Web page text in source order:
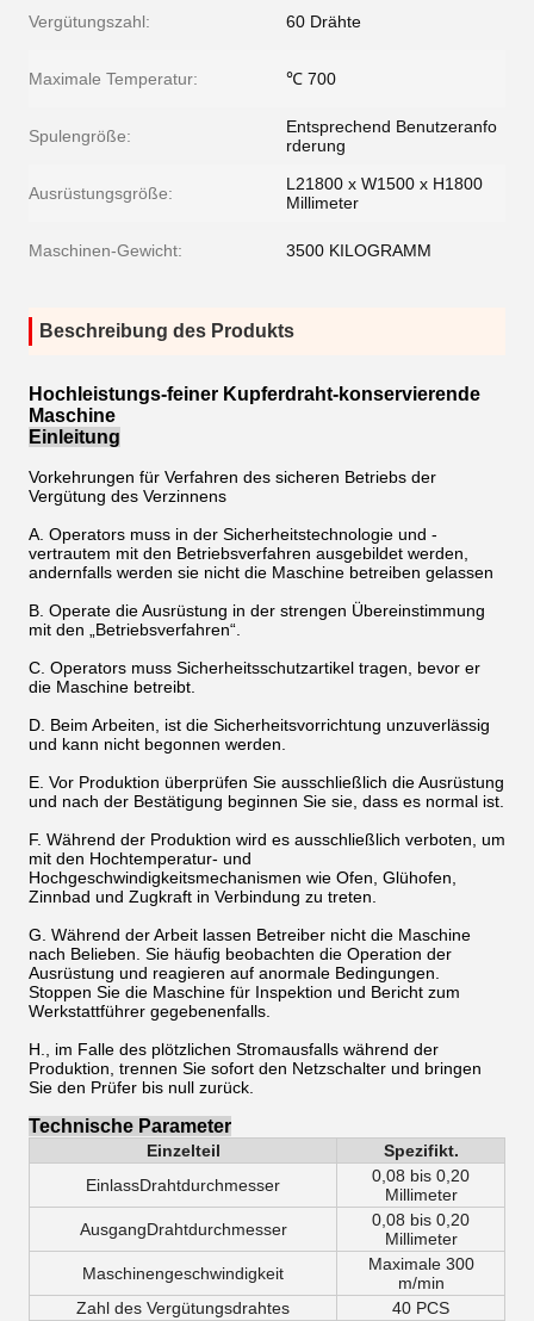
Vergütungszahl: 60 Drähte
Maximale Temperatur: ℃ 700
Spulengröße:
Entsprechend Benutzeranfo
rderung
Ausrüstungsgröße:
L21800 x W1500 x H1800
Millimeter
Maschinen-Gewicht: 3500 KILOGRAMM
Beschreibung des Produkts
Hochleistungs-feiner Kupferdraht-konservierende
Maschine
Einleitung
Vorkehrungen für Verfahren des sicheren Betriebs der
Vergütung des Verzinnens
A. Operators muss in der Sicherheitstechnologie und -
vertrautem mit den Betriebsverfahren ausgebildet werden,
andernfalls werden sie nicht die Maschine betreiben gelassen
B. Operate die Ausrüstung in der strengen Übereinstimmung
mit den „Betriebsverfahren“.
C. Operators muss Sicherheitsschutzartikel tragen, bevor er
die Maschine betreibt.
D. Beim Arbeiten, ist die Sicherheitsvorrichtung unzuverlässig
und kann nicht begonnen werden.
E. Vor Produktion überprüfen Sie ausschließlich die Ausrüstung
und nach der Bestätigung beginnen Sie sie, dass es normal ist.
F. Während der Produktion wird es ausschließlich verboten, um
mit den Hochtemperatur- und
Hochgeschwindigkeitsmechanismen wie Ofen, Glühofen,
Zinnbad und Zugkraft in Verbindung zu treten.
G. Während der Arbeit lassen Betreiber nicht die Maschine
nach Belieben. Sie häufig beobachten die Operation der
Ausrüstung und reagieren auf anormale Bedingungen.
Stoppen Sie die Maschine für Inspektion und Bericht zum
Werkstattführer gegebenenfalls.
H., im Falle des plötzlichen Stromausfalls während der
Produktion, trennen Sie sofort den Netzschalter und bringen
Sie den Prüfer bis null zurück.
Technische Parameter
Einzelteil
Spezifikt.
EinlassDrahtdurchmesser
0,08 bis 0,20
Millimeter
AusgangDrahtdurchmesser
0,08 bis 0,20
Millimeter
Maschinengeschwindigkeit
Maximale 300
m/min
Zahl des Vergütungsdrahtes
40 PCS